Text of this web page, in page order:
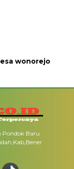
wonorejo
Pondok Baru